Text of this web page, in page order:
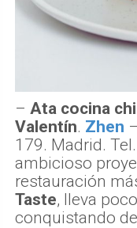
– Ata cocina
Valentín. Zhen –
179. Madrid.
ambicioso
restauración
Taste, lleva
conquistando